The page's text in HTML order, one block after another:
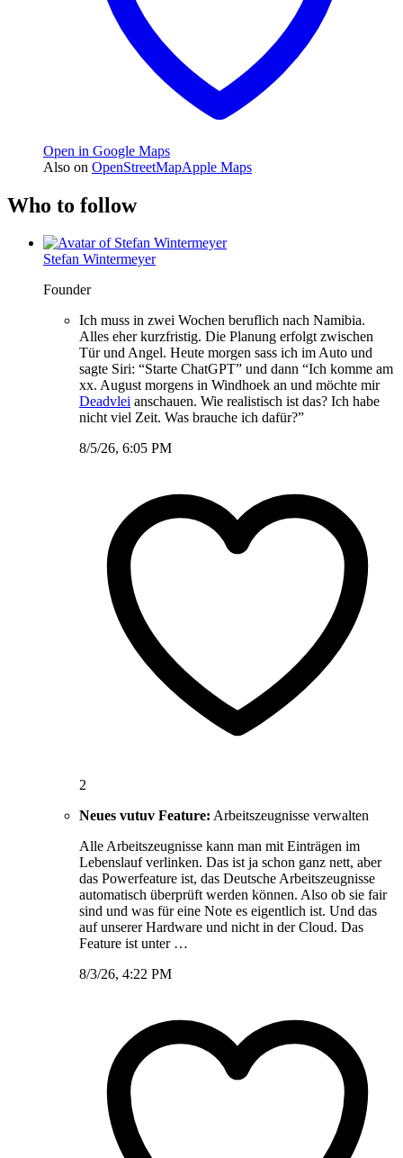
Open in Google Maps
Also on OpenStreetMapApple Maps
Who to follow
Stefan Wintermeyer
Founder
Ich muss in zwei Wochen beruflich nach Namibia.
Alles eher kurzfristig. Die Planung erfolgt zwischen
Tür und Angel. Heute morgen sass ich im Auto und
sagte Siri: “Starte ChatGPT” und dann “Ich komme am
xx. August morgens in Windhoek an und möchte mir
Deadvlei anschauen. Wie realistisch ist das? Ich habe
nicht viel Zeit. Was brauche ich dafür?”
8/5/26, 6:05 PM
2
Neues vutuv Feature: Arbeitszeugnisse verwalten
Alle Arbeitszeugnisse kann man mit Einträgen im
Lebenslauf verlinken. Das ist ja schon ganz nett, aber
das Powerfeature ist, das Deutsche Arbeitszeugnisse
automatisch überprüft werden können. Also ob sie fair
sind und was für eine Note es eigentlich ist. Und das
auf unserer Hardware und nicht in der Cloud. Das
Feature ist unter …
8/3/26, 4:22 PM